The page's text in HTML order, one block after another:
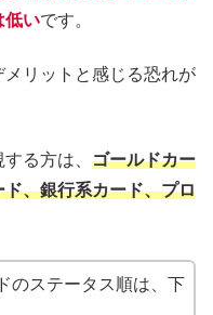
低いです。
リットと感じる恐れが
る方は、 ゴールドカー
、銀行系カード、プロ
のステータス順は、下